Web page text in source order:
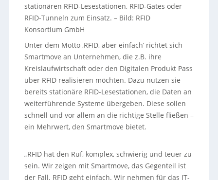
stationären RFID-Lesestationen, RFID-Gates oder
RFID-Tunneln zum Einsatz. – Bild: RFID
Konsortium GmbH
Unter dem Motto ‚RFID, aber einfach‘ richtet sich
Smartmove an Unternehmen, die z.B. ihre
Kreislaufwirtschaft oder den Digitalen Produkt Pass
über RFID realisieren möchten. Dazu nutzen sie
bereits stationäre RFID-Lesestationen, die Daten an
weiterführende Systeme übergeben. Diese sollen
schnell und vor allem an die richtige Stelle fließen –
ein Mehrwert, den Smartmove bietet.
„RFID hat den Ruf, komplex, schwierig und teuer zu
sein. Wir zeigen mit Smartmove, das Gegenteil ist
der Fall. RFID geht einfach. Wir nehmen für das IT-